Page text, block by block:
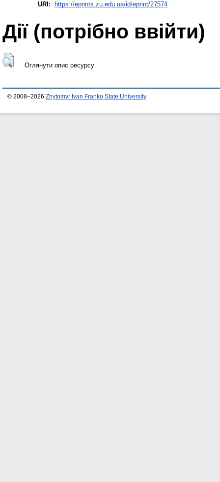
URI:
https://eprints.zu.edu.ua/id/eprint/27574
Дії ​​(потрібно ввійти)
Оглянути опис ресурсу
© 2008–2026 Zhytomyr Ivan Franko State University